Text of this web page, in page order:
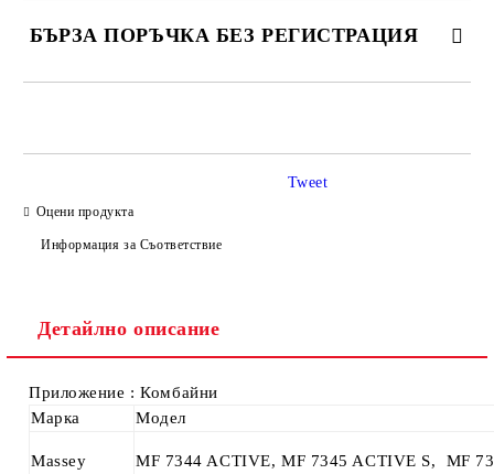
БЪРЗА ПОРЪЧКА БЕЗ РЕГИСТРАЦИЯ
Оцени продукта
Информация за Съответствие
Tweet
Детайлно описание
Приложение : Комбайни
Марка
Модел
Massey
MF 7344 ACTIVE, MF 7345 ACTIVE S, MF